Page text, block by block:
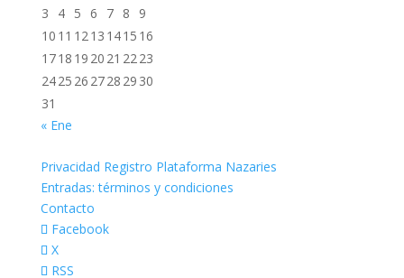
3
4 5 6 7 8
9
10 11 1213 1415 16
1718 19 20 21 2223
2425 26 2728 29 30
31
« Ene
Privacidad Registro Plataforma Nazaries
Entradas: términos y condiciones
Contacto
Facebook
X
RSS